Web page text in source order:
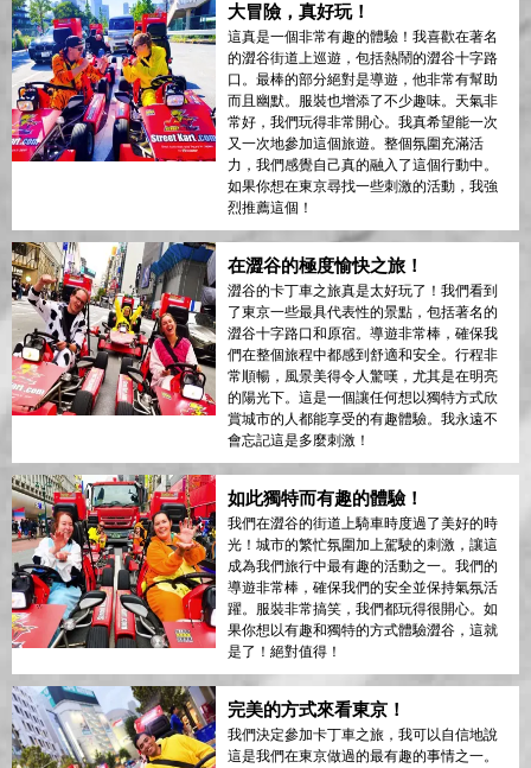
大冒險，真好玩！
這真是一個非常有趣的體驗！我喜歡在著名
的澀谷街道上巡遊，包括熱鬧的澀谷十字路
口。最棒的部分絕對是導遊，他非常有幫助
而且幽默。服裝也增添了不少趣味。天氣非
常好，我們玩得非常開心。我真希望能一次
又一次地參加這個旅遊。整個氛圍充滿活
力，我們感覺自己真的融入了這個行動中。
如果你想在東京尋找一些刺激的活動，我強
烈推薦這個！
在澀谷的極度愉快之旅！
澀谷的卡丁車之旅真是太好玩了！我們看到
了東京一些最具代表性的景點，包括著名的
澀谷十字路口和原宿。導遊非常棒，確保我
們在整個旅程中都感到舒適和安全。行程非
常順暢，風景美得令人驚嘆，尤其是在明亮
的陽光下。這是一個讓任何想以獨特方式欣
賞城市的人都能享受的有趣體驗。我永遠不
會忘記這是多麼刺激！
如此獨特而有趣的體驗！
我們在澀谷的街道上騎車時度過了美好的時
光！城市的繁忙氛圍加上駕駛的刺激，讓這
成為我們旅行中最有趣的活動之一。我們的
導遊非常棒，確保我們的安全並保持氣氛活
躍。服裝非常搞笑，我們都玩得很開心。如
果你想以有趣和獨特的方式體驗澀谷，這就
是了！絕對值得！
完美的方式來看東京！
我們決定參加卡丁車之旅，我可以自信地說
這是我們在東京做過的最有趣的事情之一。